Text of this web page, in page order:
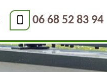
06 68 52 83 94